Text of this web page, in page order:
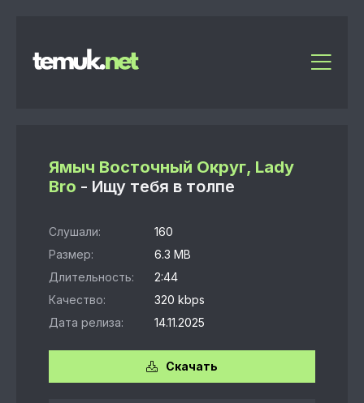
Ямыч Восточный Округ, Lady
Bro - Ищу тебя в толпе
Слушали:
160
Размер:
6.3 MB
Длительность:
2:44
Качество:
320 kbps
Дата релиза:
14.11.2025
Скачать